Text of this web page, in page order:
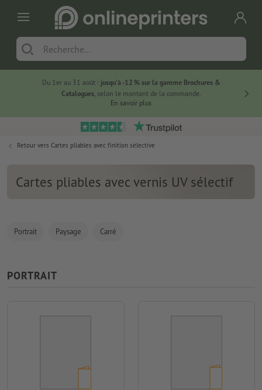
Du 1er au 31 août : jusqu’à -12 % sur la gamme Brochures &
Catalogues, selon le montant de la commande.
En savoir plus
Retour vers Cartes pliables avec finition sélective
Cartes pliables avec vernis UV sélectif
Portrait Paysage Carré
PORTRAIT